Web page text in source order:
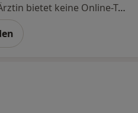
Dieser Arzt bzw. diese Ärztin bietet keine Online-Terminbuchung an diesem Standort an.